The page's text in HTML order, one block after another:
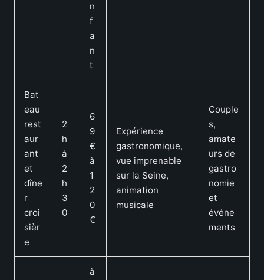
n
f
a
n
t
Bat
eau
rest
aur
ant
et
dîne
r
croi
sièr
e
2
h
à
2
h
3
0
6
9
€
à
1
2
0
€
Expérience
gastronomique,
vue imprenable
sur la Seine,
animation
musicale
Couple
s,
amate
urs de
gastro
nomie
et
événe
ments
à